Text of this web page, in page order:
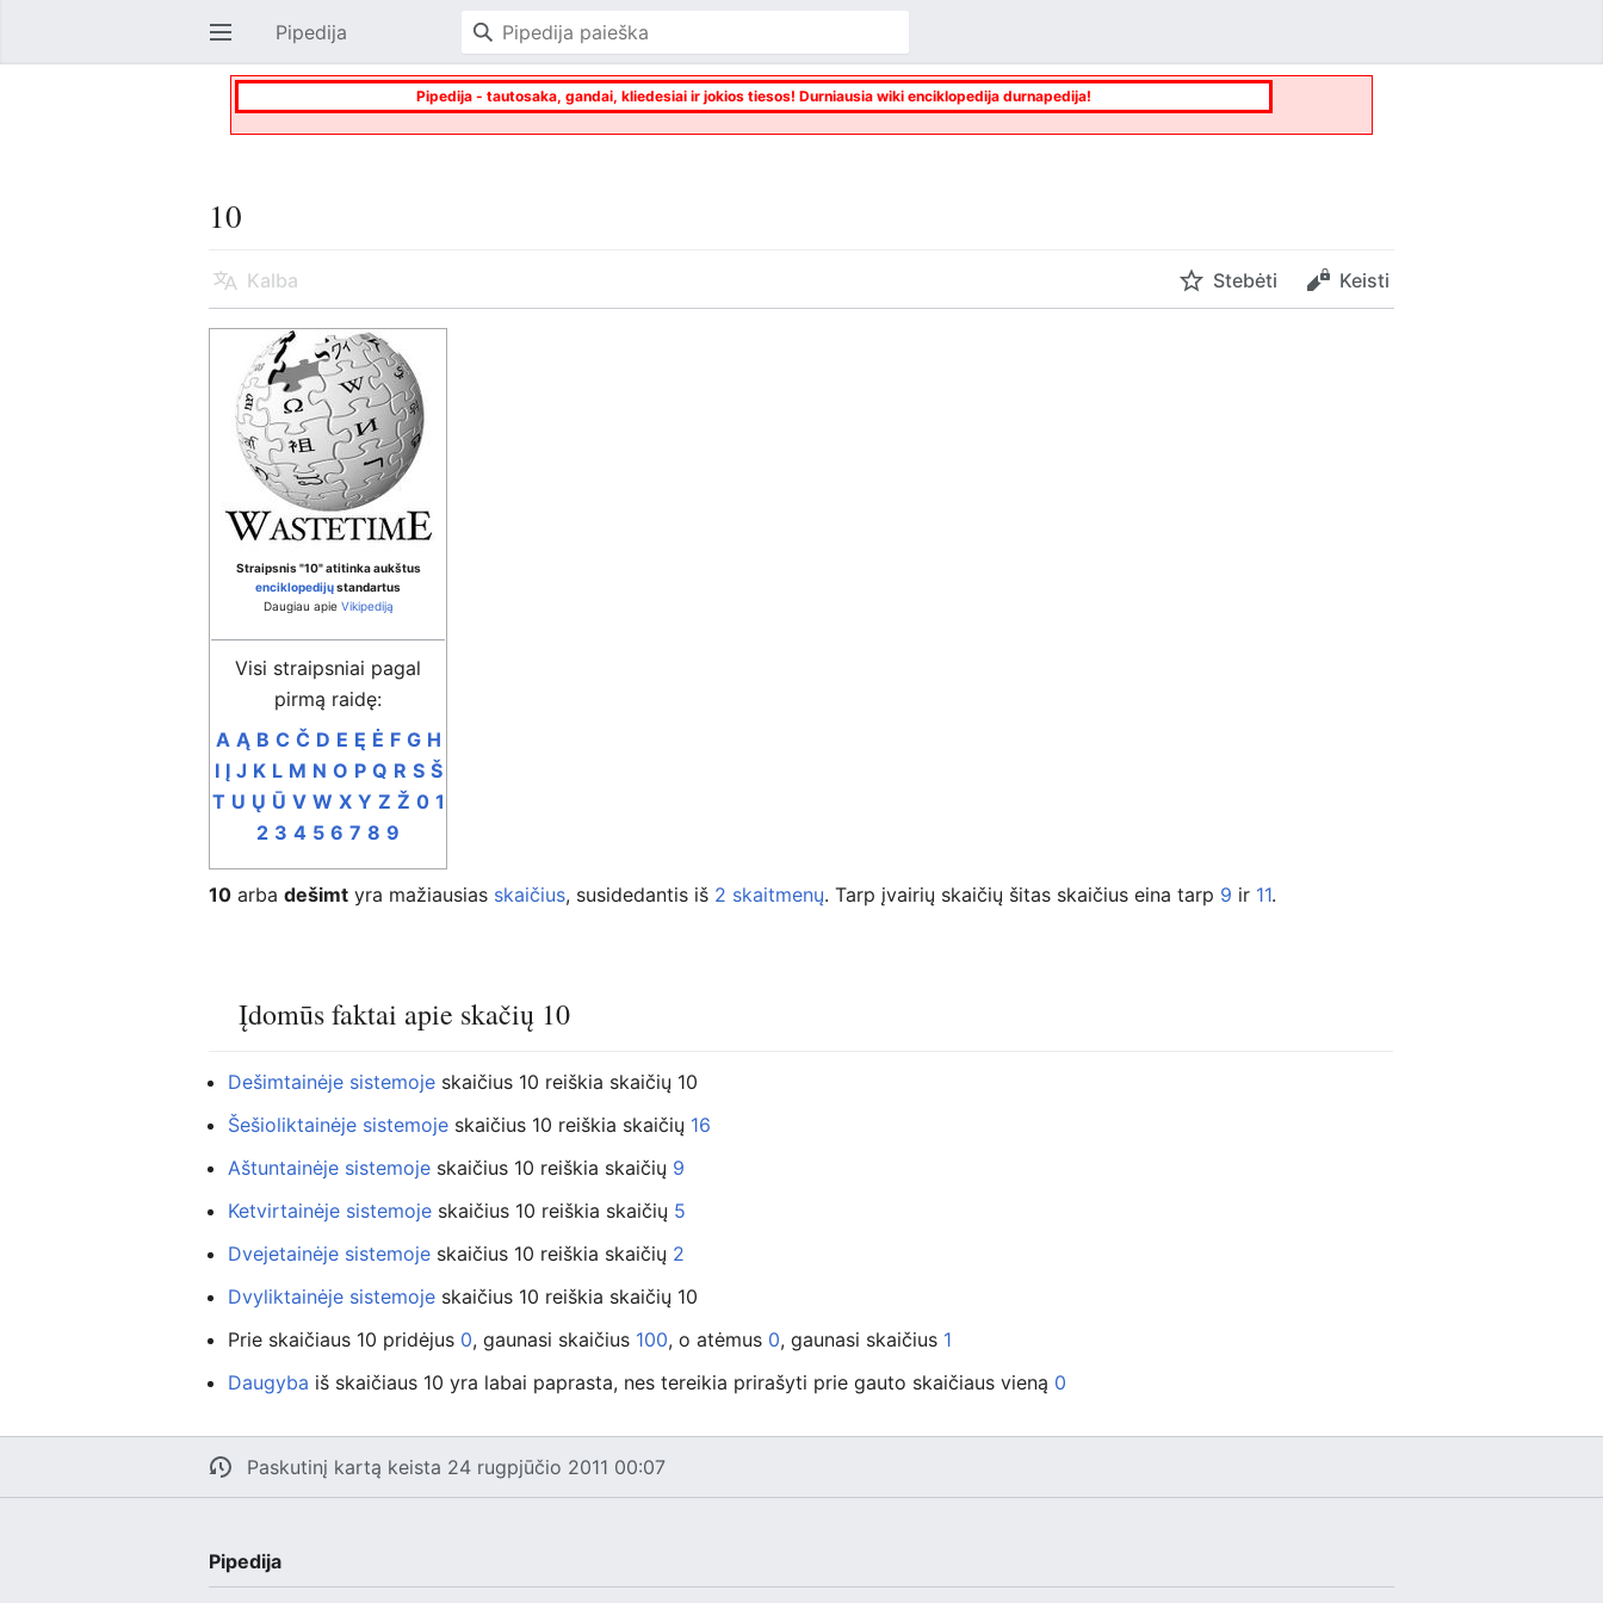
Atverti pagrindinį meniu Pipedija
Pipedija - tautosaka, gandai, kliedesiai ir jokios tiesos! Durniausia wiki enciklopedija durnapedija!
10
Kalba Stebėti Keisti
Straipsnis "10" atitinka aukštus
enciklopedijųstandartus
Daugiau apie Vikipediją
Visi straipsniai pagal
pirmą raidę:
A Ą B C Č D E Ę Ė F G H
I Į J K L M N O P Q R S Š
T U Ų Ū V W X Y Z Ž 0 1
2 3 4 5 6 7 8 9
10 arbadešimt yra mažiausias skaičius, susidedantis iš 2 skaitmenų. Tarp įvairių skaičių šitas skaičius eina tarp 9 ir 11.
Įdomūs faktai apie skačių 10
Dešimtainėje sistemoje skaičius 10 reiškia skaičių 10
Šešioliktainėje sistemoje skaičius 10 reiškia skaičių 16
Aštuntainėje sistemoje skaičius 10 reiškia skaičių 9
Ketvirtainėje sistemoje skaičius 10 reiškia skaičių 5
Dvejetainėje sistemoje skaičius 10 reiškia skaičių 2
Dvyliktainėje sistemoje skaičius 10 reiškia skaičių 10
Prie skaičiaus 10 pridėjus 0, gaunasi skaičius 100, o atėmus 0, gaunasi skaičius 1
Daugyba iš skaičiaus 10 yra labai paprasta, nes tereikia prirašyti prie gauto skaičiaus vieną 0
Paskutinį kartą keista 24 rugpjūčio 2011 00:07
Pipedija